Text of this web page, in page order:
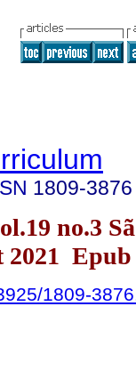
1809-3876
no.3
Epub
1809-